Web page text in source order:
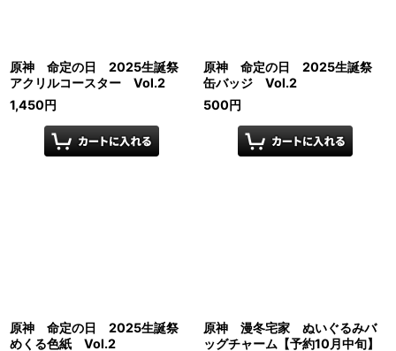
原神 命定の日 2025生誕祭
アクリルコースター Vol.2
1,450円
原神 命定の日 2025生誕祭
缶バッジ Vol.2
500円
原神 命定の日 2025生誕祭
めくる色紙 Vol.2
原神 漫冬宅家 ぬいぐるみバ
ッグチャーム【予約10月中旬】